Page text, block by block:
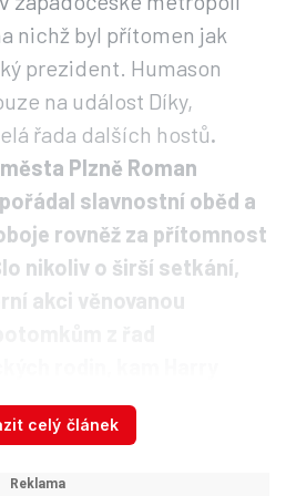
nichž byl přítomen jak
prezident. Humason
na událost Díky,
řada dalších hostů.
Plzně Roman
slavnostní oběd a
rovněž za přítomnost
nikoliv o širší setkání,
akci věnovanou
řekl Blesku historik Jiří
jsou fotograficky
celý článek